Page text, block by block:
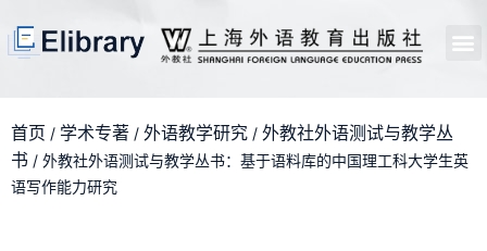
首页 / 学术专著 / 外语教学研究 / 外教社外语测试与教学丛
书 / 外教社外语测试与教学丛书：基于语料库的中国理工科大学生英
语写作能力研究